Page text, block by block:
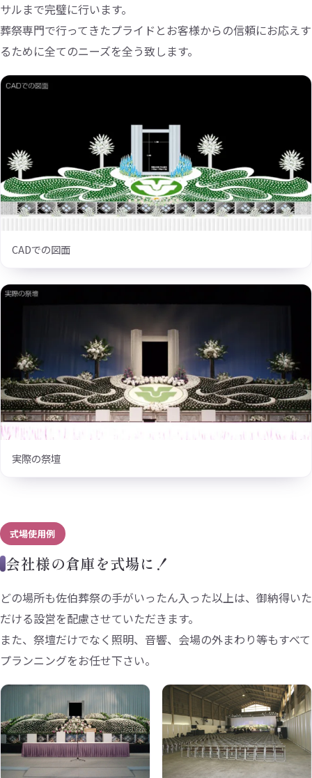
サルまで完璧に行います。
葬祭専門で行ってきたプライドとお客様からの信頼にお応えす
るために全てのニーズを全う致します。
CADでの図面
実際の祭壇
式場使用例
会社様の倉庫を式場に！
どの場所も佐伯葬祭の手がいったん入った以上は、御納得いた
だける設営を配慮させていただきます。
また、祭壇だけでなく照明、音響、会場の外まわり等もすべて
プランニングをお任せ下さい。